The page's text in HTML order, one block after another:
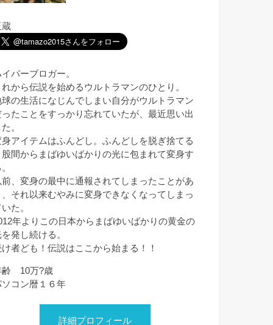
蔵
パーブロガー。
れから伝説を始めるウルトラマンのひとり。
球の生活になじんでしまい自分がウルトラマン
ったことをすっかり忘れていたが、最近思い出
。
身アイテムはふんどし。ふんどしを脱ぎ捨てる
股間からまばゆいばかりの光に包まれて変身す
前、変身の最中に通報されてしまったことがあ
、それ以来むやみに変身できなくなってしまっ
た。
年よりこの日本からまばゆいばかりの黄金の
発し続ける。
け者ども！伝説はここから始まる！！
齢 10万?歳
ソコン暦１６年
詳細プロフィール